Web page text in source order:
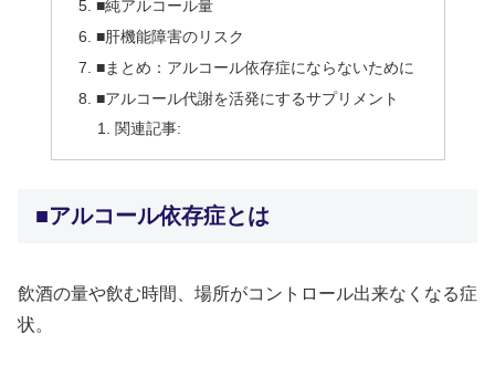
■純アルコール量
■肝機能障害のリスク
■まとめ：アルコール依存症にならないために
■アルコール代謝を活発にするサプリメント
関連記事:
■アルコール依存症とは
飲酒の量や飲む時間、場所がコントロール出来なくなる症
状。